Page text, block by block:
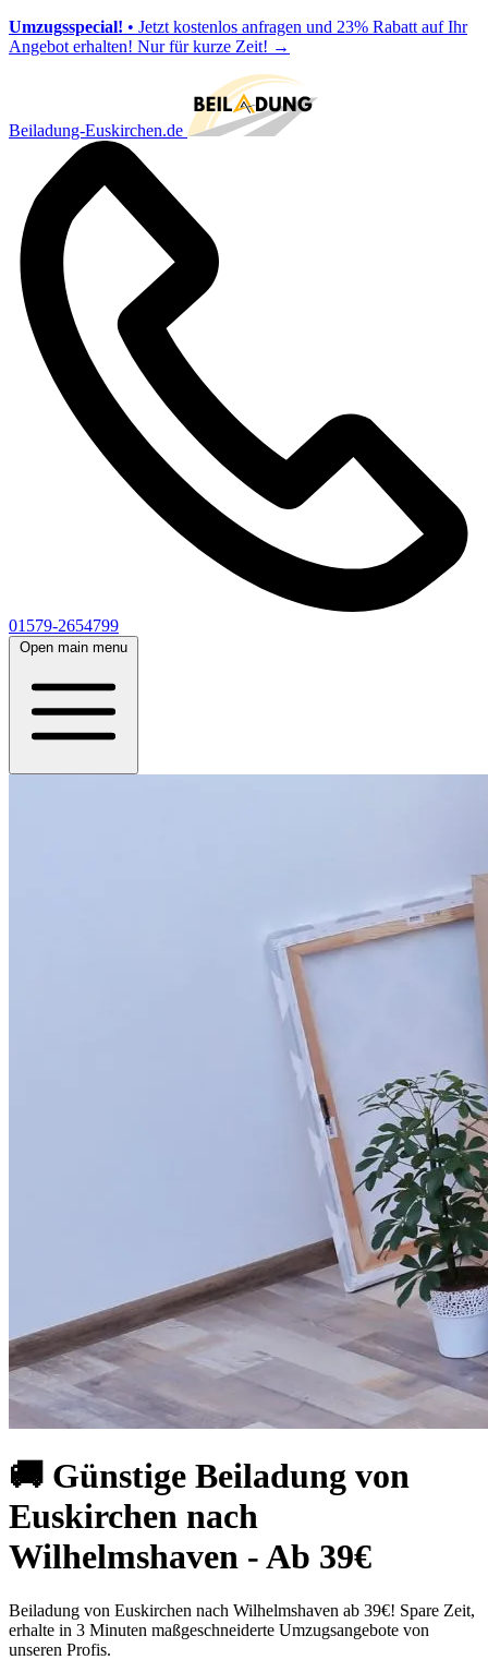
Umzugsspecial! • Jetzt kostenlos anfragen und 23% Rabatt auf Ihr
Angebot erhalten! Nur für kurze Zeit! →
Beiladung-Euskirchen.de
01579-2654799
Open main menu
🚚 Günstige Beiladung von
Euskirchen nach
Wilhelmshaven - Ab 39€
Beiladung von Euskirchen nach Wilhelmshaven ab 39€! Spare Zeit,
erhalte in 3 Minuten maßgeschneiderte Umzugsangebote von
unseren Profis.